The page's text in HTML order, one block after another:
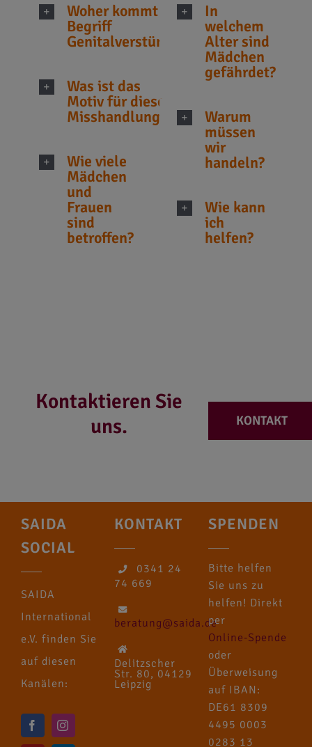
Woher kommt der
Begriff
Genitalverstümmelung?
Was ist das
Motiv für diese
Misshandlung?
Wie viele
Mädchen
und
Frauen
sind
betroffen?
In
welchem
Alter sind
Mädchen
gefährdet?
Warum
müssen
wir
handeln?
Wie kann
ich
helfen?
Kontaktieren Sie
uns.
KONTAKT
SAIDA
SOCIAL
SAIDA
International
e.V. finden Sie
auf diesen
Kanälen:
KONTAKT
0341 24
74 669
beratung@saida.de
Delitzscher
Str. 80, 04129
Leipzig
SPENDEN
Bitte helfen
Sie uns zu
helfen! Direkt
per
Online-Spende
oder
Überweisung
auf IBAN:
DE61 8309
4495 0003
0283 13